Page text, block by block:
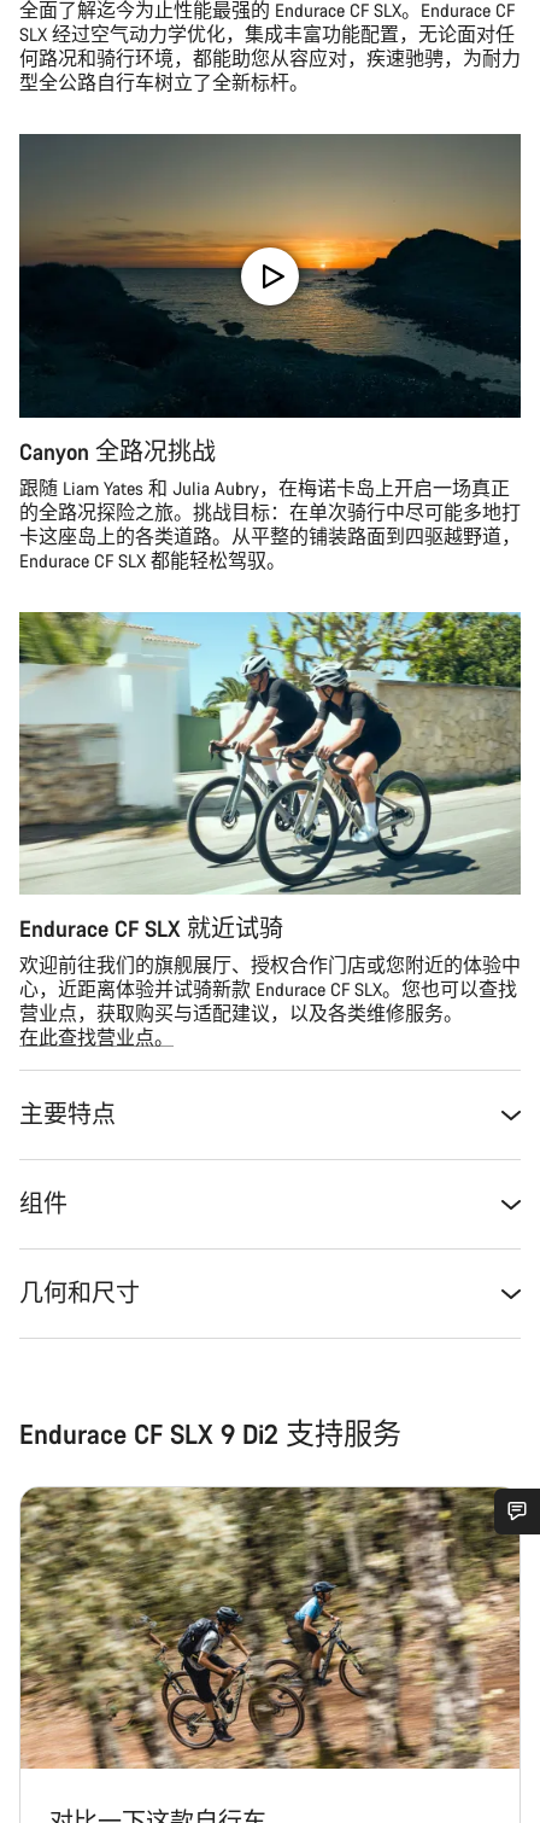
全面了解迄今为止性能最强的 Endurace CF SLX。Endurace CF
SLX 经过空气动力学优化，集成丰富功能配置，无论面对任
何路况和骑行环境，都能助您从容应对，疾速驰骋，为耐力
型全公路自行车树立了全新标杆。
Canyon 全路况挑战
跟随 Liam Yates 和 Julia Aubry，在梅诺卡岛上开启一场真正
的全路况探险之旅。挑战目标：在单次骑行中尽可能多地打
卡这座岛上的各类道路。从平整的铺装路面到四驱越野道，
Endurace CF SLX 都能轻松驾驭。
Endurace CF SLX 就近试骑
欢迎前往我们的旗舰展厅、授权合作门店或您附近的体验中
心，近距离体验并试骑新款 Endurace CF SLX。您也可以查找
营业点，获取购买与适配建议，以及各类维修服务。
在此查找营业点。
主要特点
组件
几何和尺寸
Endurace CF SLX 9 Di2 支持服务
您需要帮助吗？
我们的客户支持专家正在等待为您答疑解惑。
开始聊天
关闭